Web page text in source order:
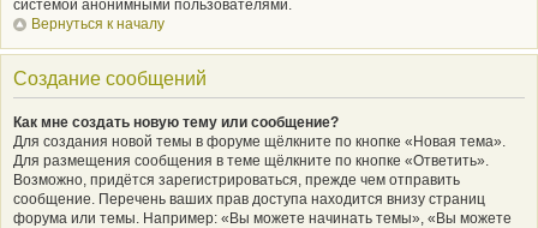
системой анонимными пользователями.
Вернуться к началу
Создание сообщений
Как мне создать новую тему или сообщение?
Для создания новой темы в форуме щёлкните по кнопке «Новая тема».
Для размещения сообщения в теме щёлкните по кнопке «Ответить».
Возможно, придётся зарегистрироваться, прежде чем отправить
сообщение. Перечень ваших прав доступа находится внизу страниц
форума или темы. Например: «Вы можете начинать темы», «Вы можете